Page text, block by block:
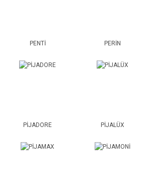
PENTİ PERİN
PİJADORE PİJALÜX